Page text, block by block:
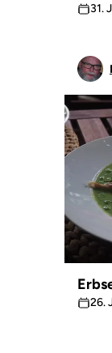
31.
26.